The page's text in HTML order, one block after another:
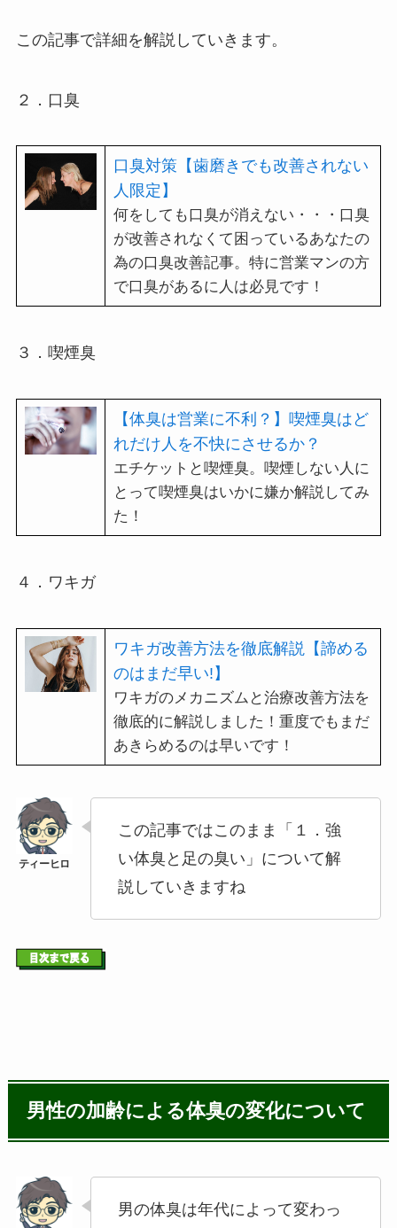
この記事で詳細を解説していきます。
２．口臭
口臭対策【歯磨きでも改善されない
人限定】
何をしても口臭が消えない・・・口臭
が改善されなくて困っているあなたの
為の口臭改善記事。特に営業マンの方
で口臭があるに人は必見です！
３．喫煙臭
【体臭は営業に不利？】喫煙臭はど
れだけ人を不快にさせるか？
エチケットと喫煙臭。喫煙しない人に
とって喫煙臭はいかに嫌か解説してみ
た！
４．ワキガ
ワキガ改善方法を徹底解説【諦める
のはまだ早い!】
ワキガのメカニズムと治療改善方法を
徹底的に解説しました！重度でもまだ
あきらめるのは早いです！
この記事ではこのまま「１．強
い体臭と足の臭い」について解
説していきますね
男性の加齢による体臭の変化について
男の体臭は年代によって変わっ